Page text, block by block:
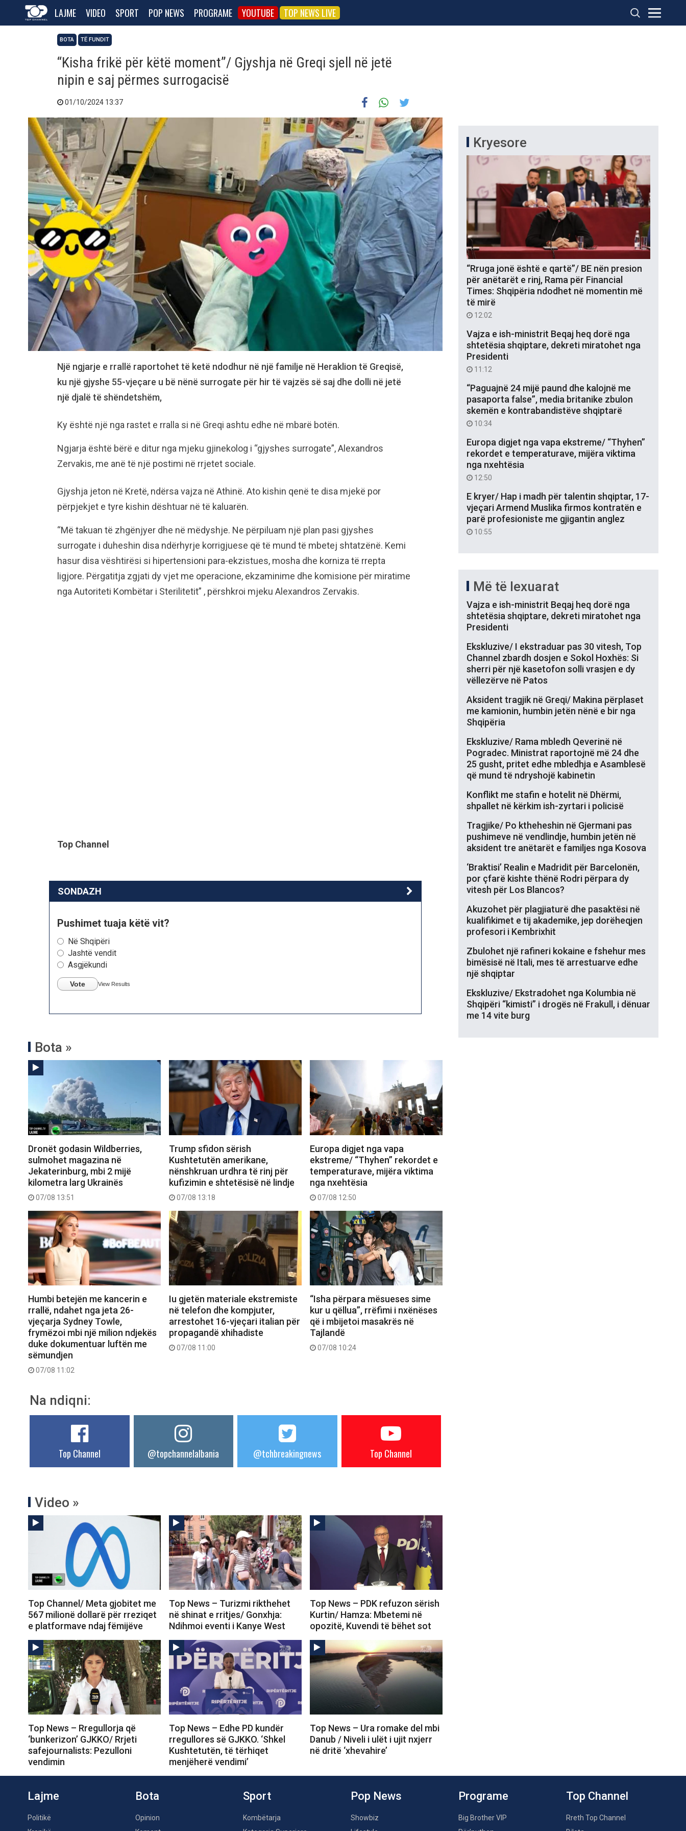
LAJME VIDEO SPORT POP NEWS PROGRAME YOUTUBE TOP NEWS LIVE
BOTA TË FUNDIT
“Kisha frikë për këtë moment”/ Gjyshja në Greqi sjell në jetë
nipin e saj përmes surrogacisë
01/10/2024 13:37
Një ngjarje e rrallë raportohet të ketë ndodhur në një familje në Heraklion të Greqisë,
ku një gjyshe 55-vjeçare u bë nënë surrogate për hir të vajzës së saj dhe dolli në jetë
një djalë të shëndetshëm,
Ky është një nga rastet e rralla si në Greqi ashtu edhe në mbarë botën.
Ngjarja është bërë e ditur nga mjeku gjinekolog i “gjyshes surrogate”, Alexandros
Zervakis, me anë të një postimi në rrjetet sociale.
Gjyshja jeton në Kretë, ndërsa vajza në Athinë. Ato kishin qenë te disa mjekë por
përpjekjet e tyre kishin dështuar në të kaluarën.
“Më takuan të zhgënjyer dhe në mëdyshje. Ne përpiluam një plan pasi gjyshes
surrogate i duheshin disa ndërhyrje korrigjuese që të mund të mbetej shtatzënë. Kemi
hasur disa vështirësi si hipertensioni para-ekzistues, mosha dhe korniza të rrepta
ligjore. Përgatitja zgjati dy vjet me operacione, ekzaminime dhe komisione për miratime
nga Autoriteti Kombëtar i Sterilitetit” , përshkroi mjeku Alexandros Zervakis.
Top Channel
SONDAZH
Pushimet tuaja këtë vit?
Në Shqipëri
Jashtë vendit
Asgjëkundi
Vote View Results
Bota »
Dronët godasin Wildberries,
sulmohet magazina në
Jekaterinburg, mbi 2 mijë
kilometra larg Ukrainës
07/08 13:51
Trump sfidon sërish
Kushtetutën amerikane,
nënshkruan urdhra të rinj për
kufizimin e shtetësisë në lindje
07/08 13:18
Europa digjet nga vapa
ekstreme/ “Thyhen” rekordet e
temperaturave, mijëra viktima
nga nxehtësia
07/08 12:50
Humbi betejën me kancerin e
rrallë, ndahet nga jeta 26-
vjeçarja Sydney Towle,
frymëzoi mbi një milion ndjekës
duke dokumentuar luftën me
sëmundjen
07/08 11:02
Iu gjetën materiale ekstremiste
në telefon dhe kompjuter,
arrestohet 16-vjeçari italian për
propagandë xhihadiste
07/08 11:00
“Isha përpara mësueses sime
kur u qëllua”, rrëfimi i nxënëses
që i mbijetoi masakrës në
Tajlandë
07/08 10:24
Na ndiqni:
Top Channel @topchannelalbania @tchbreakingnews Top Channel
Video »
Top Channel/ Meta gjobitet me
567 milionë dollarë për rreziqet
e platformave ndaj fëmijëve
Top News – Turizmi rikthehet
në shinat e rritjes/ Gonxhja:
Ndihmoi eventi i Kanye West
Top News – PDK refuzon sërish
Kurtin/ Hamza: Mbetemi në
opozitë, Kuvendi të bëhet sot
Top News – Rregullorja që
‘bunkerizon’ GJKKO/ Rrjeti
safejournalists: Pezulloni
vendimin
Top News – Edhe PD kundër
rregullores së GJKKO. ‘Shkel
Kushtetutën, të tërhiqet
menjëherë vendimi’
Top News – Ura romake del mbi
Danub / Niveli i ulët i ujit nxjerr
në dritë ‘xhevahire’
Kryesore
“Rruga jonë është e qartë”/ BE nën presion
për anëtarët e rinj, Rama për Financial
Times: Shqipëria ndodhet në momentin më
të mirë
12:02
Vajza e ish-ministrit Beqaj heq dorë nga
shtetësia shqiptare, dekreti miratohet nga
Presidenti
11:12
“Paguajnë 24 mijë paund dhe kalojnë me
pasaporta false”, media britanike zbulon
skemën e kontrabandistëve shqiptarë
10:34
Europa digjet nga vapa ekstreme/ “Thyhen”
rekordet e temperaturave, mijëra viktima
nga nxehtësia
12:50
E kryer/ Hap i madh për talentin shqiptar, 17-
vjeçari Armend Muslika firmos kontratën e
parë profesioniste me gjigantin anglez
10:55
Më të lexuarat
Vajza e ish-ministrit Beqaj heq dorë nga
shtetësia shqiptare, dekreti miratohet nga
Presidenti
Ekskluzive/ I ekstraduar pas 30 vitesh, Top
Channel zbardh dosjen e Sokol Hoxhës: Si
sherri për një kasetofon solli vrasjen e dy
vëllezërve në Patos
Aksident tragjik në Greqi/ Makina përplaset
me kamionin, humbin jetën nënë e bir nga
Shqipëria
Ekskluzive/ Rama mbledh Qeverinë në
Pogradec. Ministrat raportojnë më 24 dhe
25 gusht, pritet edhe mbledhja e Asamblesë
që mund të ndryshojë kabinetin
Konflikt me stafin e hotelit në Dhërmi,
shpallet në kërkim ish-zyrtari i policisë
Tragjike/ Po ktheheshin në Gjermani pas
pushimeve në vendlindje, humbin jetën në
aksident tre anëtarët e familjes nga Kosova
‘Braktisi’ Realin e Madridit për Barcelonën,
por çfarë kishte thënë Rodri përpara dy
vitesh për Los Blancos?
Akuzohet për plagjiaturë dhe pasaktësi në
kualifikimet e tij akademike, jep dorëheqjen
profesori i Kembrixhit
Zbulohet një rafineri kokaine e fshehur mes
bimësisë në Itali, mes të arrestuarve edhe
një shqiptar
Ekskluzive/ Ekstradohet nga Kolumbia në
Shqipëri “kimisti” i drogës në Frakull, i dënuar
me 14 vite burg
Lajme
Politikë
Bota
Opinion
Sport
Kombëtarja
Pop News
Showbiz
Programe
Big Brother VIP
Top Channel
Rreth Top Channel